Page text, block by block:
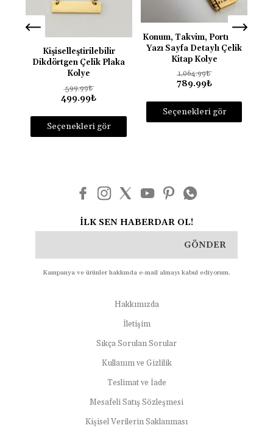
Kişiselleştirilebilir
Dikdörtgen Çelik Plaka
Kolye
599.99₺
499.99₺
Seçenekleri gör
Konum, Takvim, Portre ve
Yazı Sayfa Detaylı Çelik
Kitap Kolye
1,064.99₺
789.99₺
Seçenekleri gör
İLK SEN HABERDAR OL!
GÖNDER
Kampanya ve ürünler hakkında e-mail almayı kabul ediyorum.
Hakkımızda
İletişim
Sıkça Sorulan Sorular
Kullanım ve Gizlilik
Teslimat ve İade
Mesafeli Satış Sözleşmesi
Kişisel Verilerin Saklanması